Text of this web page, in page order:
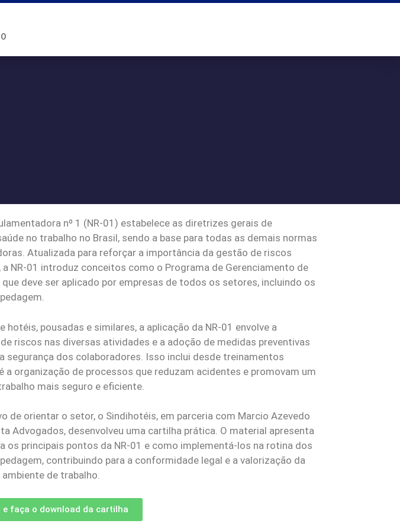
nº 1 (NR-01) estabelece as diretrizes gerais de
no trabalho no Brasil, sendo a base para todas as demais normas
Atualizada para reforçar a importância da gestão de riscos
a NR-01 introduz conceitos como o Programa de Gerenciamento de
que deve ser aplicado por empresas de todos os setores, incluindo os
hotéis, pousadas e similares, a aplicação da NR-01 envolve a
riscos nas diversas atividades e a adoção de medidas preventivas
segurança dos colaboradores. Isso inclui desde treinamentos
a organização de processos que reduzam acidentes e promovam um
mais seguro e eficiente.
de orientar o setor, o Sindihotéis, em parceria com Marcio Azevedo
Advogados, desenvolveu uma cartilha prática. O material apresenta
os principais pontos da NR-01 e como implementá-los na rotina dos
contribuindo para a conformidade legal e a valorização da
de trabalho.
e faça o download da cartilha